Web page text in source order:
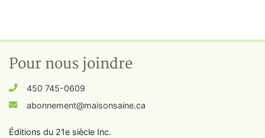
Pour nous joindre
450 745-0609
abonnement@maisonsaine.ca
Éditions du 21e siècle Inc.